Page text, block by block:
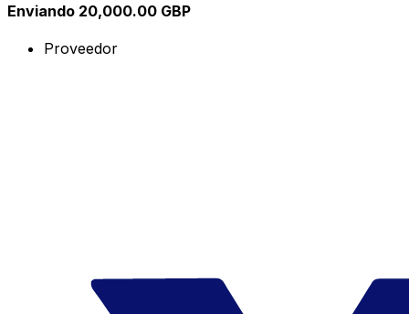
Enviando 20,000.00 GBP
Proveedor